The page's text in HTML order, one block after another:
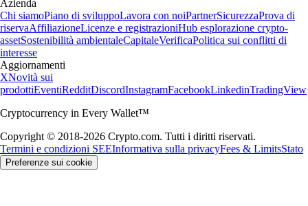
Azienda
Chi siamoPiano di sviluppoLavora con noiPartnerSicurezzaProva di
riservaAffiliazioneLicenze e registrazioniHub esplorazione crypto-
assetSostenibilità ambientaleCapitaleVerificaPolitica sui conflitti di
interesse
Aggiornamenti
XNovità sui
prodottiEventiRedditDiscordInstagramFacebookLinkedinTradingView
Cryptocurrency in Every Wallet™
Copyright © 2018-2026 Crypto.com. Tutti i diritti riservati.
Termini e condizioni SEEInformativa sulla privacyFees & LimitsStato
Preferenze sui cookie